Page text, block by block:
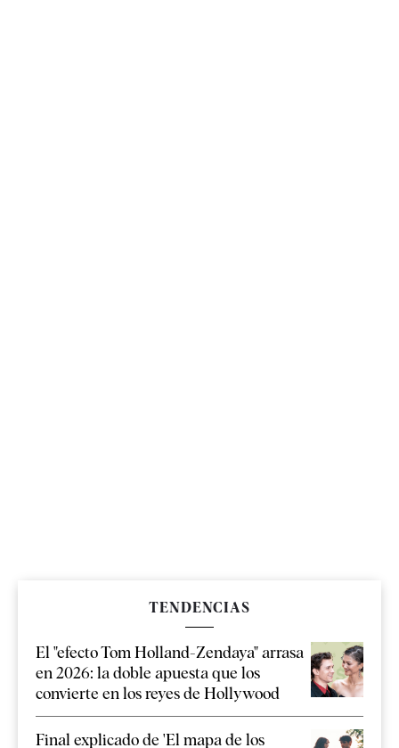
TENDENCIAS
El "efecto Tom Holland-Zendaya" arrasa
en 2026: la doble apuesta que los
convierte en los reyes de Hollywood
Final explicado de 'El mapa de los